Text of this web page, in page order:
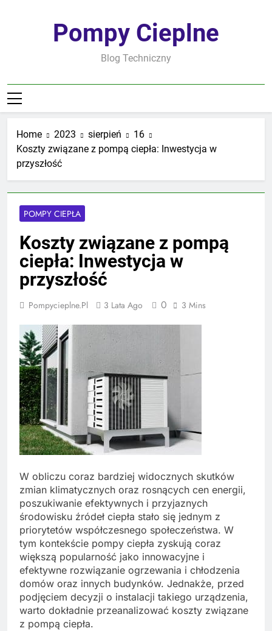
Pompy Cieplne
Blog Techniczny
Home 2023 sierpień
16
Koszty związane z pompą ciepła: Inwestycja w
przyszłość
POMPY CIEPŁA
Koszty związane z pompą
ciepła: Inwestycja w
przyszłość
Pompycieplne.pl 3 Lata Ago 0 3 Mins
W obliczu coraz bardziej widocznych skutków
zmian klimatycznych oraz rosnących cen energii,
poszukiwanie efektywnych i przyjaznych
środowisku źródeł ciepła stało się jednym z
priorytetów współczesnego społeczeństwa. W
tym kontekście pompy ciepła zyskują coraz
większą popularność jako innowacyjne i
efektywne rozwiązanie ogrzewania i chłodzenia
domów oraz innych budynków. Jednakże, przed
podjęciem decyzji o instalacji takiego urządzenia,
warto dokładnie przeanalizować koszty związane
z pompą ciepła.